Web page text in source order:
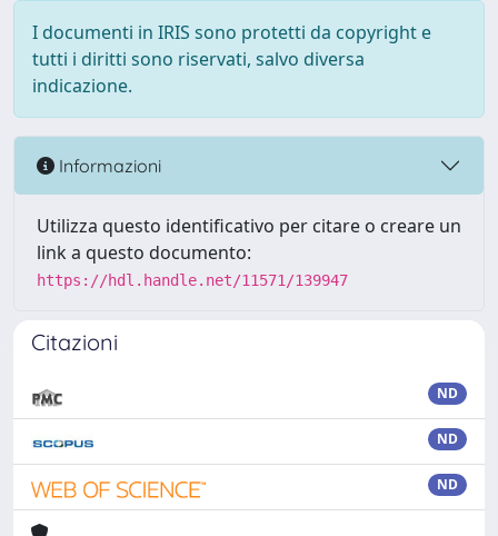
I documenti in IRIS sono protetti da copyright e
tutti i diritti sono riservati, salvo diversa
indicazione.
Informazioni
Utilizza questo identificativo per citare o creare un
link a questo documento:
https://hdl.handle.net/11571/139947
Citazioni
ND
ND
ND